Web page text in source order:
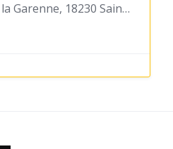
Bourges, Rue de la Garenne, 18230 Saint-Doulchard